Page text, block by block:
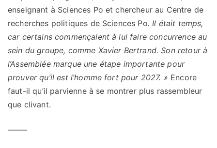
enseignant à Sciences Po et chercheur au Centre de
recherches politiques de Sciences Po. Il était temps,
car certains commençaient à lui faire concurrence au
sein du groupe, comme Xavier Bertrand. Son retour à
l’Assemblée marque une étape importante pour
prouver qu’il est l’homme fort pour 2027. » Encore
faut-il qu’il parvienne à se montrer plus rassembleur
que clivant.
——–